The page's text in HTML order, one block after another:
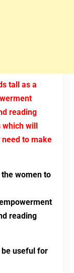
tall as a
reading
will
to make
women to
reading
useful for